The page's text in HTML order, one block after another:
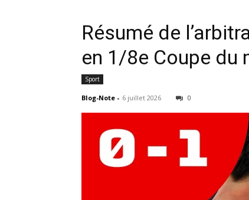
Résumé de
en 1/8e Coupe du
Sport
Blog-Note - 6 juillet 2026 0